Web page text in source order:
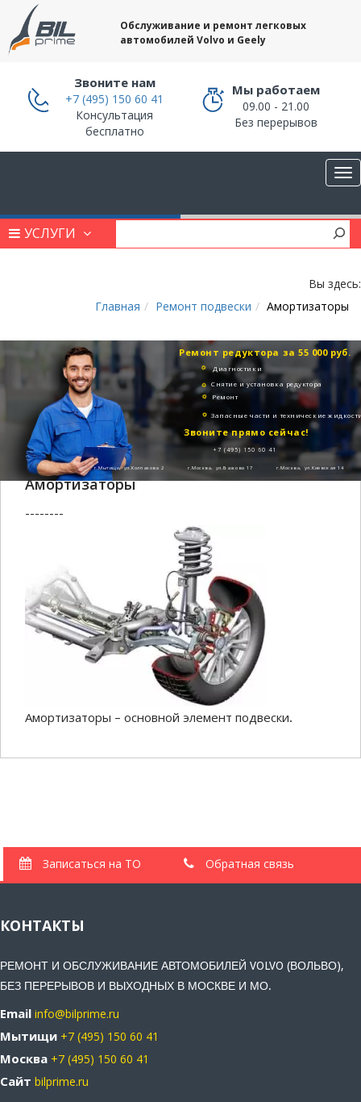
Обслуживание и ремонт легковых
автомобилей Volvo и Geely
Звоните нам
+7 (495) 150 60 41
Консультация
бесплатно
Мы работаем
09.00 - 21.00
Без перерывов
УСЛУГИ
Вы здесь:
Главная
Ремонт подвески Амортизаторы
Ремонт редуктора за 55 000 руб.
Диагностики
Снятие и установка редуктора
Ремонт
Запасные части и технические
г.Москва, ул.Бажова 17
Звоните прямо сейчас!
+7 (495) 150 60 41
г.Мытищи, ул.Колпакова 2 г.Москва, ул.Киевская 14
Амортизаторы
--------
Амортизаторы – основной элемент подвески.
Записаться на ТО Обратная связь
КОНТАКТЫ
РЕМОНТ И ОБСЛУЖИВАНИЕ АВТОМОБИЛЕЙ VOLVO (ВОЛЬВО),
БЕЗ ПЕРЕРЫВОВ И ВЫХОДНЫХ В МОСКВЕ И МО.
Email info@bilprime.ru
Мытищи +7 (495) 150 60 41
Москва +7 (495) 150 60 41
Сайт bilprime.ru